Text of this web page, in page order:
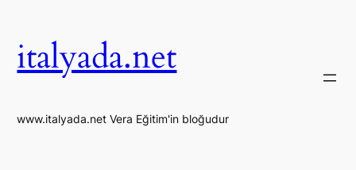
italyada.net
www.italyada.net Vera Eğitim'in bloğudur